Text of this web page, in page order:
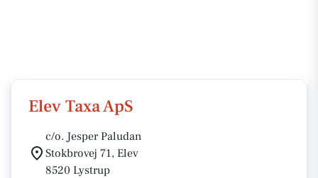
Elev Taxa ApS
c/o. Jesper Paludan
Stokbrovej 71, Elev
8520 Lystrup